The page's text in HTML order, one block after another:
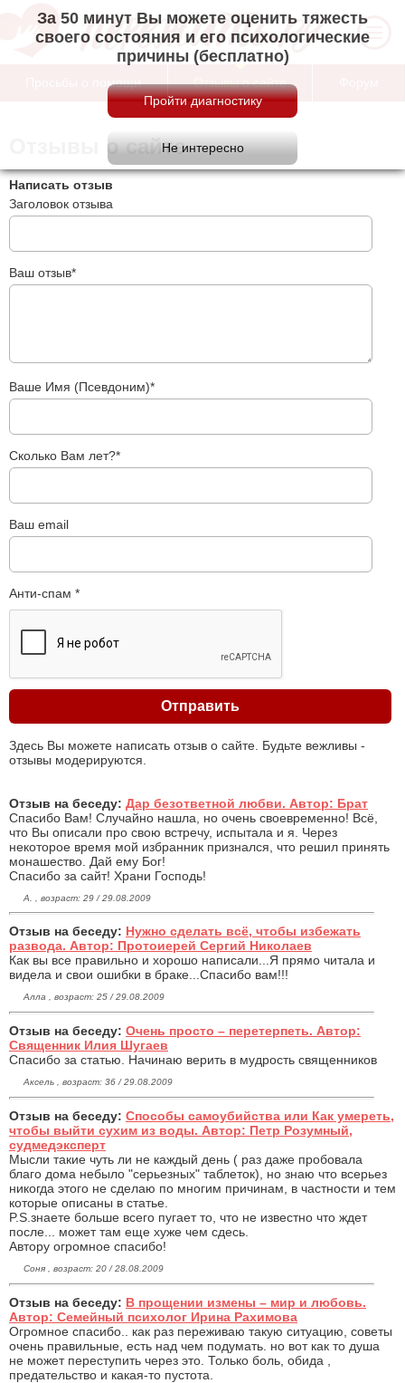
За 50 минут Вы можете оценить тяжесть
своего состояния и его психологические
причины (бесплатно)
Просьбы о помощи Отзывы о сайте
Отзывы о сайте
Написать отзыв
Заголовок отзыва
Ваш отзыв*
Ваше Имя (Псевдоним)*
Сколько Вам лет?*
Ваш email
Анти-спам *
Здесь Вы можете написать отзыв о сайте. Будьте вежливы -
отзывы модерируются.
Отзыв на беседу: Дар безответной любви. Автор: Брат
Спасибо Вам! Случайно нашла, но очень своевременно! Всё,
что Вы описали про свою встречу, испытала и я. Через
некоторое время мой избранник признался, что решил принять
монашество. Дай ему Бог!
Спасибо за сайт! Храни Господь!
А. , возраст: 29 / 29.08.2009
Отзыв на беседу: Нужно сделать всё, чтобы избежать
развода. Автор: Протоиерей Сергий Николаев
Как вы все правильно и хорошо написали...Я прямо читала и
видела и свои ошибки в браке...Спасибо вам!!!
Алла , возраст: 25 / 29.08.2009
Отзыв на беседу: Очень просто – перетерпеть. Автор:
Священник Илия Шугаев
Спасибо за статью. Начинаю верить в мудрость священников
Аксель , возраст: 36 / 29.08.2009
Отзыв на беседу: Способы самоубийства или Как умереть,
чтобы выйти сухим из воды. Автор: Петр Розумный,
судмедэксперт
Мысли такие чуть ли не каждый день ( раз даже пробовала
благо дома небыло "серьезных" таблеток), но знаю что всерьез
никогда этого не сделаю по многим причинам, в частности и тем
которые описаны в статье.
P.S.знаете больше всего пугает то, что не известно что ждет
после... может там еще хуже чем сдесь.
Автору огромное спасибо!
Соня , возраст: 20 / 28.08.2009
Отзыв на беседу: В прощении измены – мир и любовь.
Автор: Семейный психолог Ирина Рахимова
Огромное спасибо.. как раз переживаю такую ситуацию, советы
очень правильные, есть над чем подумать. но вот как то душа
не может переступить через это. Только боль, обида ,
предательство и какая-то пустота.